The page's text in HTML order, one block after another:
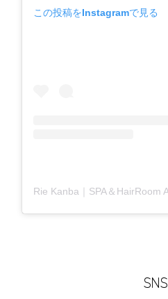
この投稿をInstagramで見る
SNS